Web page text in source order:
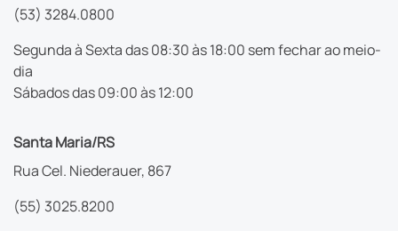
(53) 3284.0800
Segunda à Sexta das 08:30 às 18:00 sem fechar ao meio-
dia
Sábados das 09:00 às 12:00
Santa Maria/RS
Rua Cel. Niederauer, 867
(55) 3025.8200